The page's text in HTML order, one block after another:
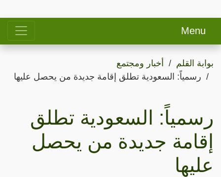
Menu
بوابة القلم
أخبار ومجتمع
رسمياً: السعودية تطلق إقامة جديدة من يحصل عليها
رسمياً: السعودية تطلق
إقامة جديدة من يحصل
عليها